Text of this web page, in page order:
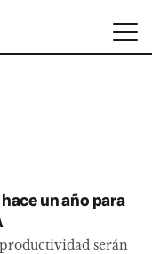
un año para
serán